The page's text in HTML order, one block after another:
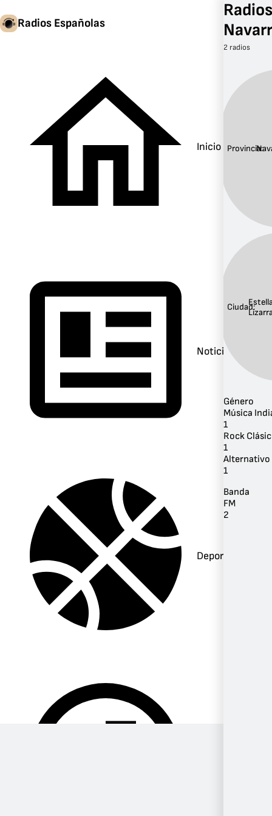
Radios Españolas
Inicio
Noticias
Deportes
2 radios
Provincia:
Ciudad:
Género
Música
1
Rock
1
Alternativo
1
Banda
FM
2